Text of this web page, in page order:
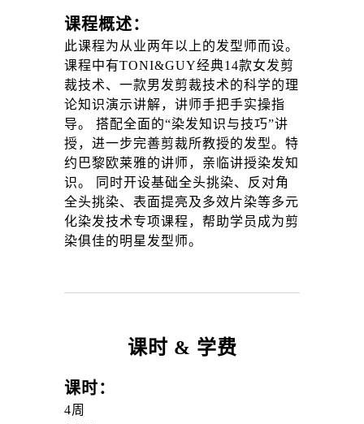
课程概述：
此课程为从业两年以上的发型师而设。
课程中有TONI&GUY经典14款女发剪
裁技术、一款男发剪裁技术的科学的理
论知识演示讲解，讲师手把手实操指
导。 搭配全面的“染发知识与技巧”讲
授，进一步完善剪裁所教授的发型。特
约巴黎欧莱雅的讲师，亲临讲授染发知
识。 同时开设基础全头挑染、反对角
全头挑染、表面提亮及多效片染等多元
化染发技术专项课程，帮助学员成为剪
染俱佳的明星发型师。
课时 & 学费
课时：
4周